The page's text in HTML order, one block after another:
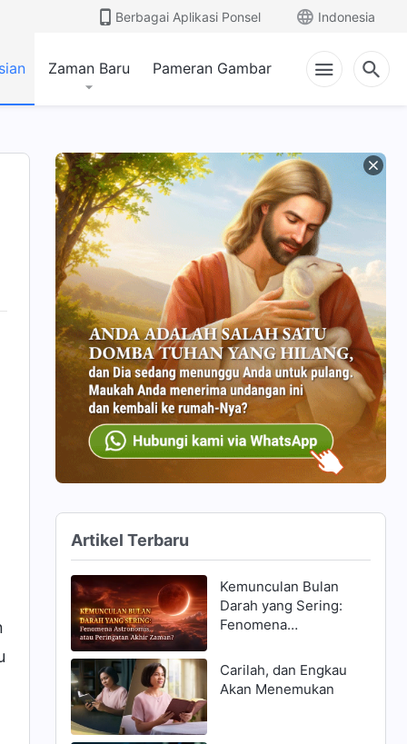
Berbagai Aplikasi Ponsel Indonesia
Zaman Baru Pameran Gambar
Artikel Terbaru
Kemunculan Bulan
Darah yang Sering:
Fenomena
Peringatan Akhir
Zaman?
Carilah, dan Engkau
Akan Menemukan